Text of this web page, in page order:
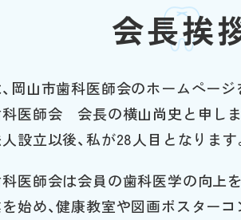
会長挨
岡山市歯科医師会のホームペー
医師会 会長の横山尚史と申し
設立以後、私が28人目となります
医師会は会員の歯科医学の向上
始め、健康教室や図画ポスター